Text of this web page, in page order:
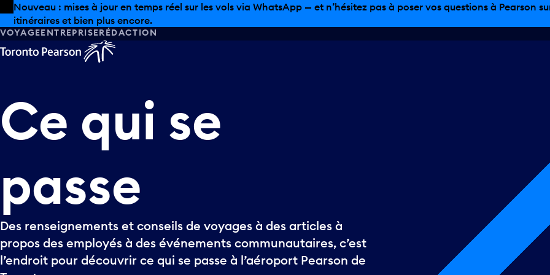
Skip to offers
Passer au contenu principal
Les aubaines estivales sont arrivées chez Pearson. Magasinage hors taxes, offres gastronomiques et bien plus
VOYAGEENTREPRISERÉDACTION
Ce qui se
passe
Des renseignements et conseils de voyages à des articles à
propos des employés à des événements communautaires, c’est
l’endroit pour découvrir ce qui se passe à l’aéroport Pearson de